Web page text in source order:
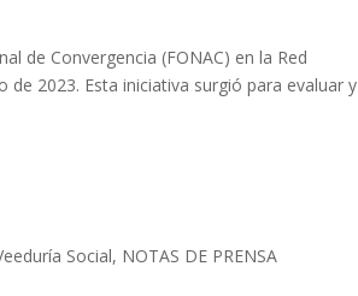
de Convergencia (FONAC) en la Red
2023. Esta iniciativa surgió para evaluar y
Social, NOTAS DE PRENSA